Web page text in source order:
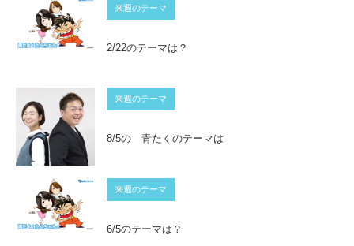
来週のテーマ
2/22のテーマは？
来週のテーマ
8/5の 青たくのテーマは
来週のテーマ
6/5のテーマは？